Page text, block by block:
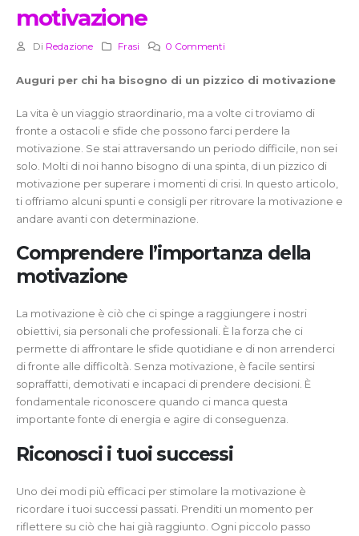
motivazione
Di Redazione Frasi 0 Commenti
Auguri per chi ha bisogno di un pizzico di motivazione
La vita è un viaggio straordinario, ma a volte ci troviamo di
fronte a ostacoli e sfide che possono farci perdere la
motivazione. Se stai attraversando un periodo difficile, non sei
solo. Molti di noi hanno bisogno di una spinta, di un pizzico di
motivazione per superare i momenti di crisi. In questo articolo,
ti offriamo alcuni spunti e consigli per ritrovare la motivazione e
andare avanti con determinazione.
Comprendere l’importanza della
motivazione
La motivazione è ciò che ci spinge a raggiungere i nostri
obiettivi, sia personali che professionali. È la forza che ci
permette di affrontare le sfide quotidiane e di non arrenderci
di fronte alle difficoltà. Senza motivazione, è facile sentirsi
sopraffatti, demotivati e incapaci di prendere decisioni. È
fondamentale riconoscere quando ci manca questa
importante fonte di energia e agire di conseguenza.
Riconosci i tuoi successi
Uno dei modi più efficaci per stimolare la motivazione è
ricordare i tuoi successi passati. Prenditi un momento per
riflettere su ciò che hai già raggiunto. Ogni piccolo passo